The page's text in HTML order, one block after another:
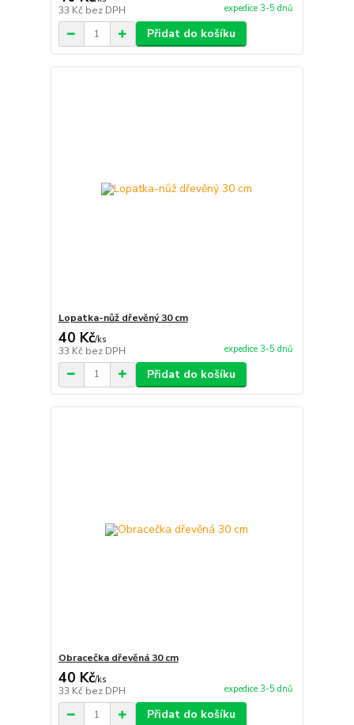
33 Kč bez DPH expedice 3-5 dnů
Přidat do košíku
Lopatka-nůž dřevěný 30 cm
40 Kč/ks
33 Kč bez DPH expedice 3-5 dnů
Přidat do košíku
Obracečka dřevěná 30 cm
40 Kč/ks
33 Kč bez DPH expedice 3-5 dnů
Přidat do košíku